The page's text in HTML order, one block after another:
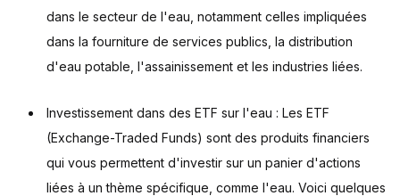
dans le secteur de l'eau, notamment celles impliquées
dans la fourniture de services publics, la distribution
d'eau potable, l'assainissement et les industries liées.
Investissement dans des ETF sur l'eau : Les ETF
(Exchange-Traded Funds) sont des produits financiers
qui vous permettent d'investir sur un panier d'actions
liées à un thème spécifique, comme l'eau. Voici quelques